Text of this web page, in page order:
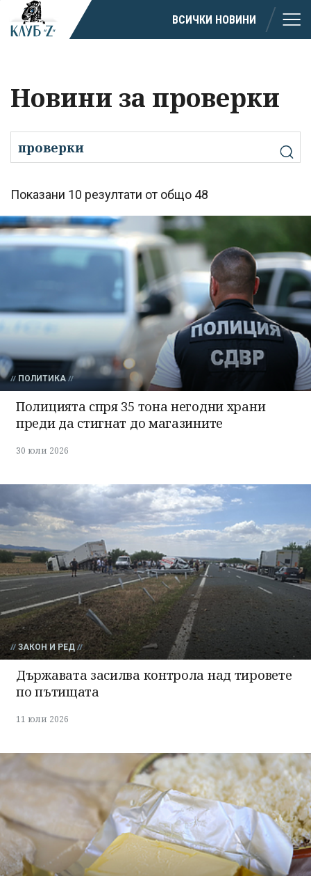
ВСИЧКИ НОВИНИ
Новини за проверки
Показани 10 резултати от общо 48
ПОЛИТИКА
Полицията спря 35 тона негодни храни
преди да стигнат до магазините
30 юли 2026
ЗАКОН И РЕД
Държавата засилва контрола над тировете
по пътищата
11 юли 2026